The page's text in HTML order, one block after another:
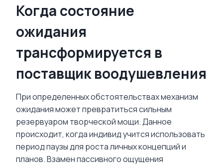
Когда состояние
ожидания
трансформируется в
поставщик воодушевления
При определенных обстоятельствах механизм
ожидания может превратиться сильным
резервуаром творческой мощи. Данное
происходит, когда индивид учится использовать
период паузы для роста личных концепций и
планов. Взамен пассивного ощущения